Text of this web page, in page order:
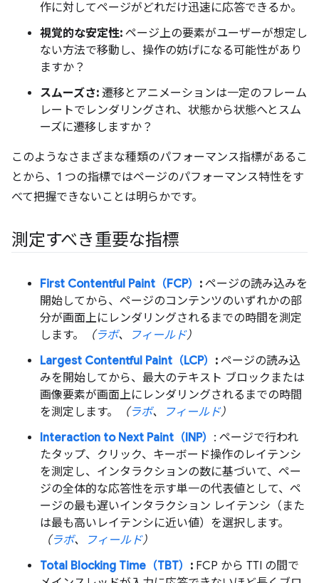
作に対してページがどれだけ迅速に応答できるか。
視覚的な安定性: ページ上の要素がユーザーが想定し
ない方法で移動し、操作の妨げになる可能性があり
ますか？
スムーズさ: 遷移とアニメーションは一定のフレーム
レートでレンダリングされ、状態から状態へとスム
ーズに遷移しますか？
このようなさまざまな種類のパフォーマンス指標があるこ
とから、1 つの指標ではページのパフォーマンス特性をす
べて把握できないことは明らかです。
測定すべき重要な指標
First Contentful Paint（FCP） : ページの読み込みを
開始してから、ページのコンテンツのいずれかの部
分が画面上にレンダリングされるまでの時間を測定
します。
（ラボ、 フィールド）
Largest Contentful Paint（LCP） : ページの読み込
みを開始してから、最大のテキスト ブロックまたは
画像要素が画面上にレンダリングされるまでの時間
を測定します。
（ラボ、 フィールド）
Interaction to Next Paint（INP） : ページで行われ
たタップ、クリック、キーボード操作のレイテンシ
を測定し、インタラクションの数に基づいて、ペー
ジの全体的な応答性を示す単一の代表値として、ペ
ージの最も遅いインタラクション レイテンシ（また
は最も高いレイテンシに近い値）を選択します。
（ラボ、 フィールド）
Total Blocking Time（TBT） : FCP から TTI の間で